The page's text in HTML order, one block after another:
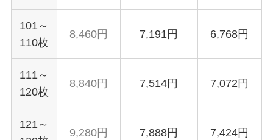
101～
110枚
8,460円 7,191円 6,768円
111～
120枚
8,840円 7,514円 7,072円
121～
9,280円 7,888円 7,424円